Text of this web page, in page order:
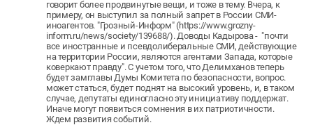
говорит более продвинутые вещи, и тоже в тему. Вчера, к
примеру, он выступил за полный запрет в России СМИ-
иноагентов. "Грозный-Информ" (https://www.grozny-
inform.ru/news/society/139688/). Доводы Кадырова - "почти
все иностранные и псевдолиберальные СМИ, действующие
на территории России, являются агентами Запада, которые
коверкают правду". С учетом того, что Делимханов теперь
будет замглавы Думы Комитета по безопасности, вопрос.
может статься, будет поднят на высокий уровень, и, в таком
случае, депутаты единогласно эту инициативу поддержат.
Иначе могут появиться сомнения в их патриотичности.
Ждем развития событий.